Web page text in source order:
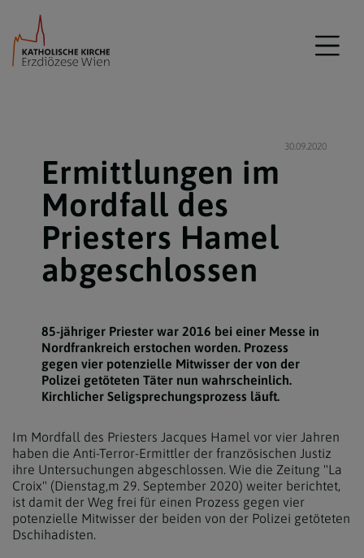
30.09.2020
Ermittlungen im
Mordfall des
Priesters Hamel
abgeschlossen
85-jähriger Priester war 2016 bei einer Messe in
Nordfrankreich erstochen worden. Prozess
gegen vier potenzielle Mitwisser der von der
Polizei getöteten Täter nun wahrscheinlich.
Kirchlicher Seligsprechungsprozess läuft.
Im Mordfall des Priesters Jacques Hamel vor vier Jahren
haben die Anti-Terror-Ermittler der französischen Justiz
ihre Untersuchungen abgeschlossen. Wie die Zeitung "La
Croix" (Dienstag,m 29. September 2020) weiter berichtet,
ist damit der Weg frei für einen Prozess gegen vier
potenzielle Mitwisser der beiden von der Polizei getöteten
Dschihadisten.